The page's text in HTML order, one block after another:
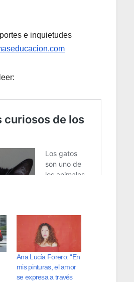
e inquietudes
Ana Lucía Forero: “En
mis pinturas, el amor
se expresa a través